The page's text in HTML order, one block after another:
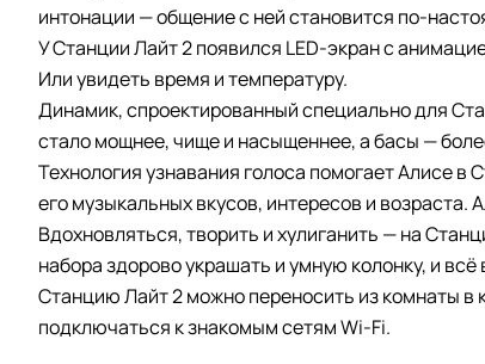
интонации — общение с ней становится по-
У Станции Лайт 2 появился LED-экран с
Или увидеть время и температуру.
Динамик, спроектированный специально для
стало мощнее, чище и насыщеннее, а басы —
Технология узнавания голоса помогает Алисе в
его музыкальных вкусов, интересов и
Вдохновляться, творить и хулиганить — на
набора здорово украшать и умную колонку, и всё
Станцию Лайт 2 можно переносить из комнаты в
подключаться к знакомым сетям Wi-Fi.